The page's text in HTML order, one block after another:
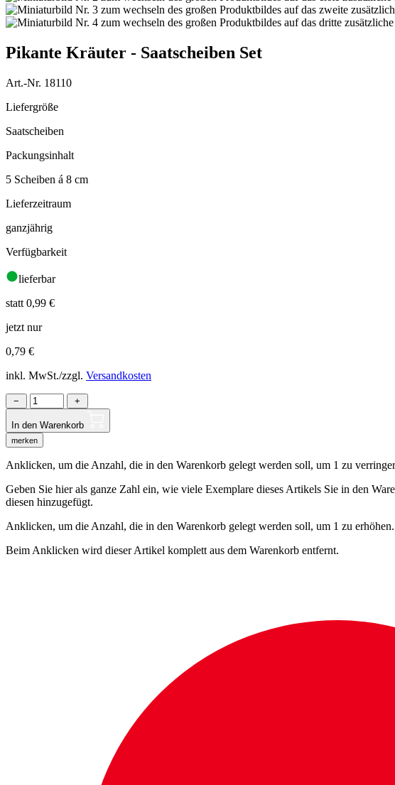
Pikante Kräuter - Saatscheiben Set
Art.-Nr. 18110
Liefergröße
Saatscheiben
Packungsinhalt
5 Scheiben á 8 cm
Lieferzeitraum
ganzjährig
Verfügbarkeit
lieferbar
statt 0,99 €
jetzt nur
0,79 €
inkl. MwSt./zzgl. Versandkosten
− +
In den Warenkorb
merken
Anklicken, um die Anzahl, die in den Warenkorb gelegt werden soll, um 1 zu
Geben Sie hier als ganze Zahl ein, wie viele Exemplare dieses Artikels Sie in den
diesen hinzugefügt.
Anklicken, um die Anzahl, die in den Warenkorb gelegt werden soll, um 1 zu erhöhen.
Beim Anklicken wird dieser Artikel komplett aus dem Warenkorb entfernt.